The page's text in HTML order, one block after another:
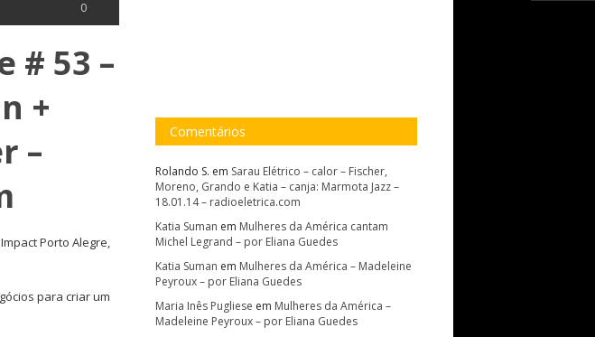
0
# 53 –
+
–
Porto Alegre,
para criar um
Comentários
Rolando S. em Sarau Elétrico – calor – Fischer,
Moreno, Grando e Katia – canja: Marmota Jazz –
18.01.14 – radioeletrica.com
Katia Suman em Mulheres da América cantam
Michel Legrand – por Eliana Guedes
Katia Suman em Mulheres da América – Madeleine
Peyroux – por Eliana Guedes
Maria Inês Pugliese em Mulheres da América –
Madeleine Peyroux – por Eliana Guedes